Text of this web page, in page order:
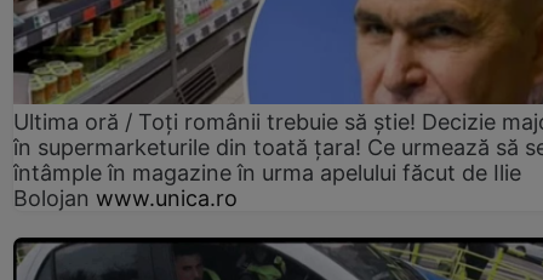
Ultima oră / Toți românii trebuie să știe! Decizie
în supermarketurile din toată țara! Ce urmează să
întâmple în magazine în urma apelului făcut de Ilie
Bolojan www.unica.ro